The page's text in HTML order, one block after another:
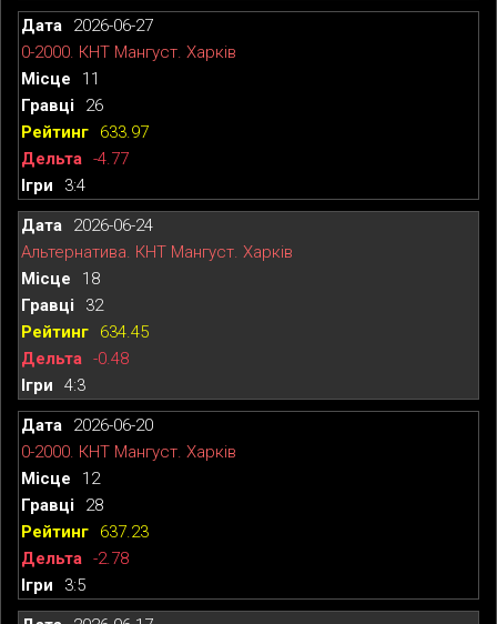
2026-06-27
0-2000. КНТ Мангуст. Харків
11
26
633.97
-4.77
3:4
2026-06-24
Альтернатива. КНТ Мангуст. Харків
18
32
634.45
-0.48
4:3
2026-06-20
0-2000. КНТ Мангуст. Харків
12
28
637.23
-2.78
3:5